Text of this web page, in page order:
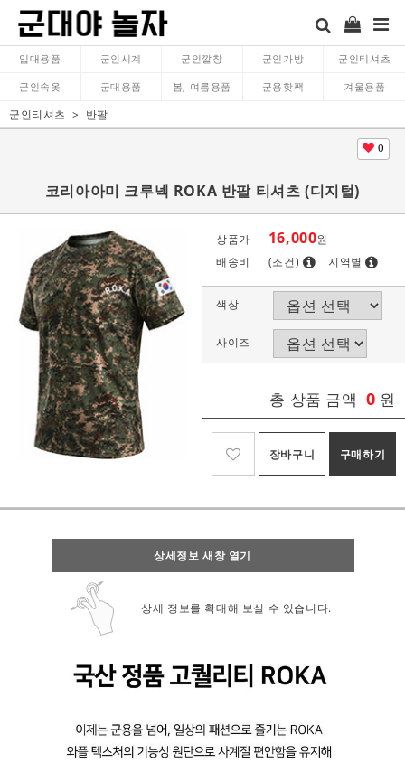
입대용품 군인시계 군인깔창 군인가방 군인티셔츠
군인속옷 군대용품 봄, 여름용품 군용핫팩 겨울용품
군인티셔츠 반팔
0
코리아아미 크루넥 ROKA 반팔 티셔츠 (디지털)
상품가 16,000원
배송비
(조건) 지역별
색상
사이즈
총 상품 금액 0 원
장바구니 구매하기
상세정보 새창 열기
상세 정보를 확대해 보실 수 있습니다.